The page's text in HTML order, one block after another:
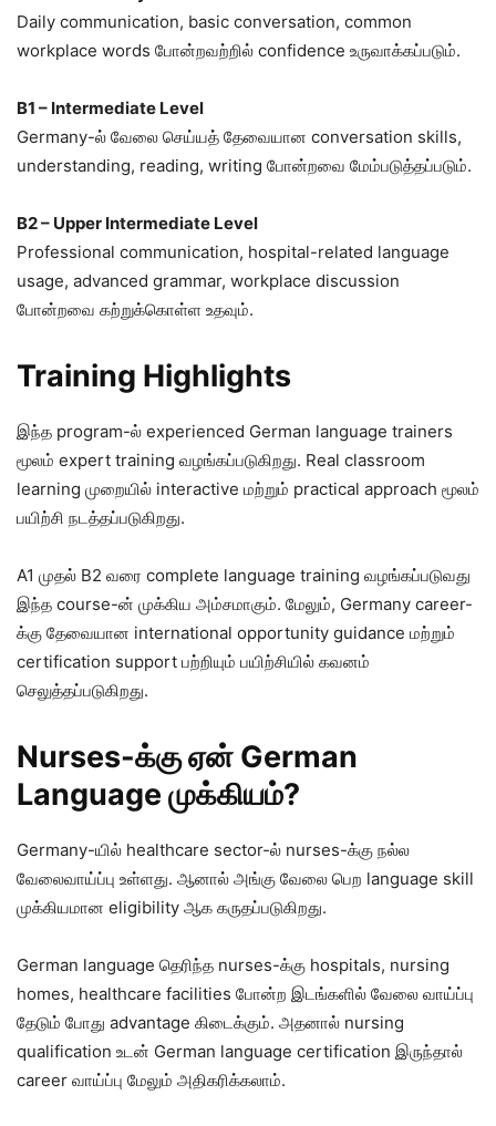
Daily communication, basic conversation, common
workplace words போன்றவற்றில் confidence உருவாக்கப்படும்.
B1 – Intermediate Level
Germany-ல் வேலை செய்யத் தேவையான conversation skills,
understanding, reading, writing போன்றவை மேம்படுத்தப்படும்.
B2 – Upper Intermediate Level
Professional communication, hospital-related language
usage, advanced grammar, workplace discussion
போன்றவை கற்றுக்கொள்ள உதவும்.
Training Highlights
இந்த program-ல் experienced German language trainers
மூலம் expert training வழங்கப்படுகிறது. Real classroom
learning முறையில் interactive மற்றும் practical approach மூலம்
பயிற்சி நடத்தப்படுகிறது.
A1 முதல் B2 வரை complete language training வழங்கப்படுவது
இந்த course-ன் முக்கிய அம்சமாகும். மேலும், Germany career-
க்கு தேவையான international opportunity guidance மற்றும்
certification support பற்றியும் பயிற்சியில் கவனம்
செலுத்தப்படுகிறது.
Nurses-க்கு ஏன் German
Language முக்கியம்?
Germany-யில் healthcare sector-ல் nurses-க்கு நல்ல
வேலைவாய்ப்பு உள்ளது. ஆனால் அங்கு வேலை பெற language skill
முக்கியமான eligibility ஆக கருதப்படுகிறது.
German language தெரிந்த nurses-க்கு hospitals, nursing
homes, healthcare facilities போன்ற இடங்களில் வேலை வாய்ப்பு
தேடும் போது advantage கிடைக்கும். அதனால் nursing
qualification உடன் German language certification இருந்தால்
career வாய்ப்பு மேலும் அதிகரிக்கலாம்.